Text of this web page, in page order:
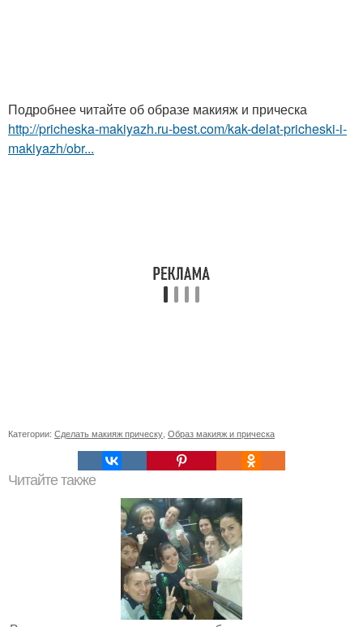
Подробнее читайте об образе макияж и прическа
http://pricheska-makiyazh.ru-best.com/kak-delat-pricheski-i-
makiyazh/obr...
Категории: Сделать макияж прическу Образ макияж и прическа
Читайте также